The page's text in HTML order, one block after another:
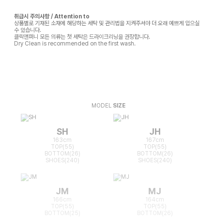
취급시 주의사항 / Attention to
상품별로 기재된 소재에 해당하는 세탁 및 관리법을 지켜주셔야 더 오래 예쁘게 입으실
수 있습니다.
클릭앤퍼니 모든 의류는 첫 세탁은 드라이크리닝을 권장합니다.
Dry Clean is recommended on the first wash.
MODEL SIZE
SH
163cm
TOP(55)
BOTTOM(26)
SHOES(240)
JH
167cm
TOP(55)
BOTTOM(26)
SHOES(240)
JM
166cm
TOP(55)
BOTTOM(25)
MJ
164cm
TOP(55)
BOTTOM(26)